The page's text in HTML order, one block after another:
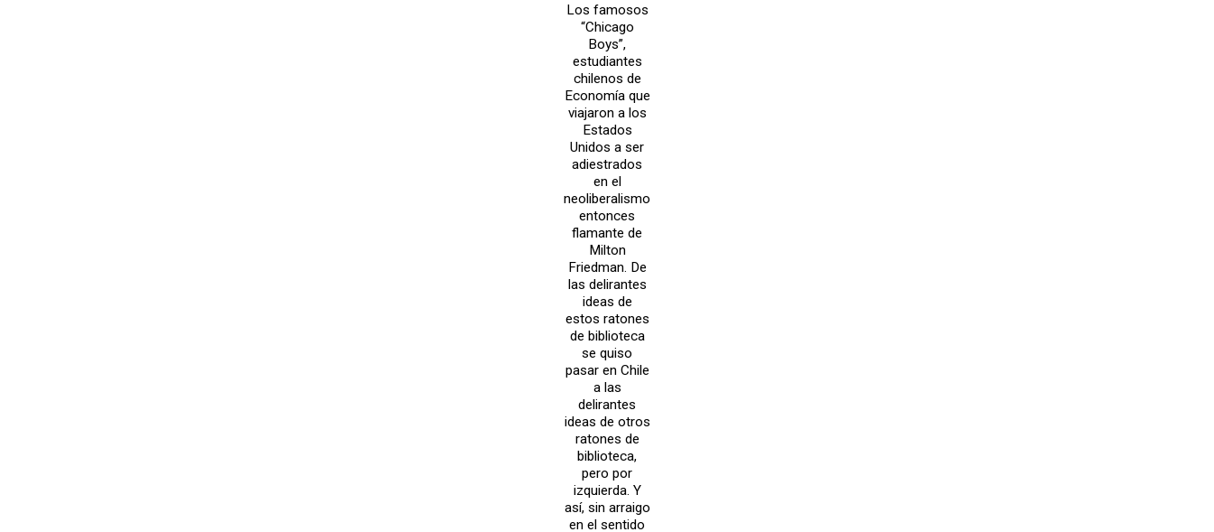
Los famosos
“Chicago
Boys”,
estudiantes
chilenos de
Economía que
viajaron a los
Estados
Unidos a ser
adiestrados
en el
neoliberalismo
entonces
flamante de
Milton
Friedman. De
las delirantes
ideas de
estos ratones
de biblioteca
se quiso
pasar en Chile
a las
delirantes
ideas de otros
ratones de
biblioteca,
pero por
izquierda. Y
así, sin arraigo
en el sentido